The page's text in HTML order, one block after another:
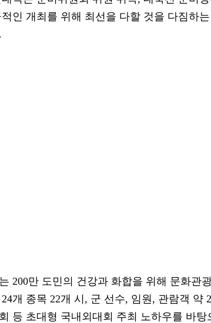
인 개최를 위해 최선을 다할 것을 다짐하
200만 도민의 건강과 화합을 위해 문화관
개 종목 22개 시, 군 선수, 임원, 관람객 약
등 초대형 국내외대회 주최 노하우를 바